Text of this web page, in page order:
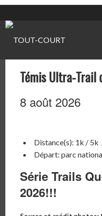
Témis Ultra-Trail
8 août 2026
Distance(s): 1k /
Départ: parc
Série Trails
2026!!!